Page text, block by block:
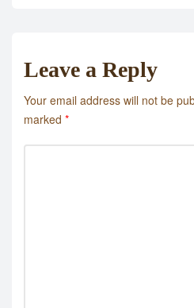
Leave a Reply
Your email address will not be
marked *